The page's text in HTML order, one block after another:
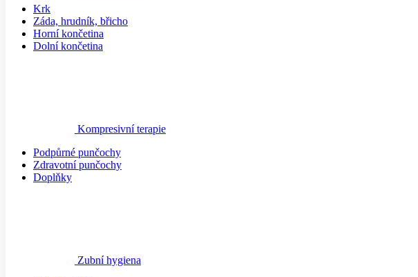
Krk
Záda, hrudník, břicho
Horní končetina
Dolní končetina
Kompresivní terapie
Podpůrné punčochy
Zdravotní punčochy
Doplňky
Zubní hygiena